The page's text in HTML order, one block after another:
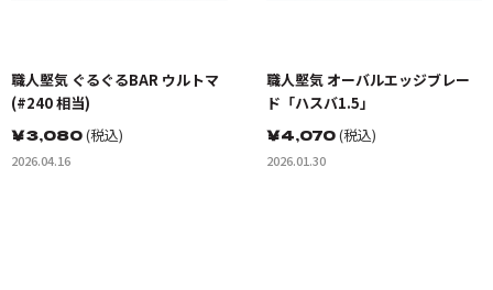
職人堅気 ぐるぐるBAR ウルトマ
(#240 相当)
￥3,080(税込)
2026.04.16
職人堅気 オーバルエッジブレー
ド「ハスバ1.5」
￥4,070(税込)
2026.01.30